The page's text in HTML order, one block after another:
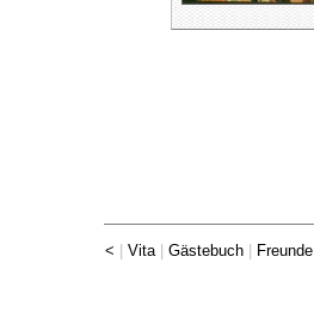
< Vita| Gästebuch Freunde